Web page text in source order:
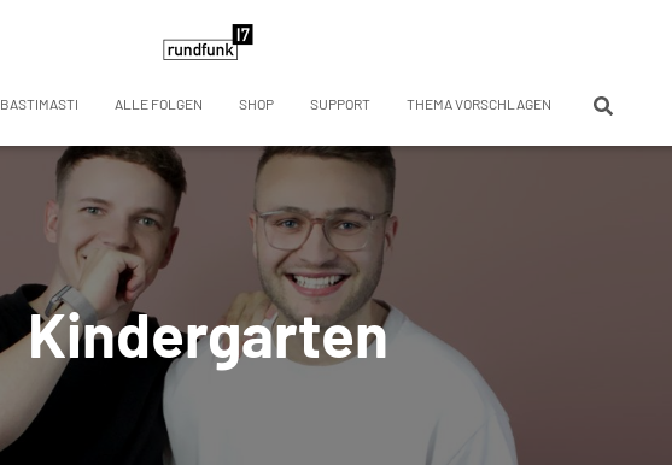
BASTIMASTI ALLE FOLGEN SHOP SUPPORT THEMA VORSCHLAGEN
Kindergarten